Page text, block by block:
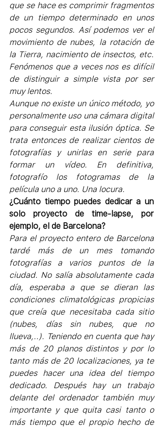
que se hace es comprimir fragmentos
de un tiempo determinado en unos
pocos segundos. Así podemos ver el
movimiento de nubes, la rotación de
la Tierra, nacimiento de insectos, etc.
Fenómenos que a veces nos es difícil
de distinguir a simple vista por ser
muy lentos.
Aunque no existe un único método, yo
personalmente uso una cámara digital
para conseguir esta ilusión óptica. Se
trata entonces de realizar cientos de
fotografías y unirlas en serie para
formar un vídeo. En definitiva,
fotografío los fotogramas de la
película uno a uno. Una locura.
¿Cuánto tiempo puedes dedicar a un
solo proyecto de time-lapse, por
ejemplo, el de Barcelona?
Para el proyecto entero de Barcelona
tardé más de un mes tomando
fotografías a varios puntos de la
ciudad. No salía absolutamente cada
día, esperaba a que se dieran las
condiciones climatológicas propicias
que creía que necesitaba cada sitio
(nubes, días sin nubes, que no
llueva,..). Teniendo en cuenta que hay
más de 20 planos distintos y por lo
tanto más de 20 localizaciones, ya te
puedes hacer una idea del tiempo
dedicado. Después hay un trabajo
delante del ordenador también muy
importante y que quita casi tanto o
más tiempo que el propio hecho de